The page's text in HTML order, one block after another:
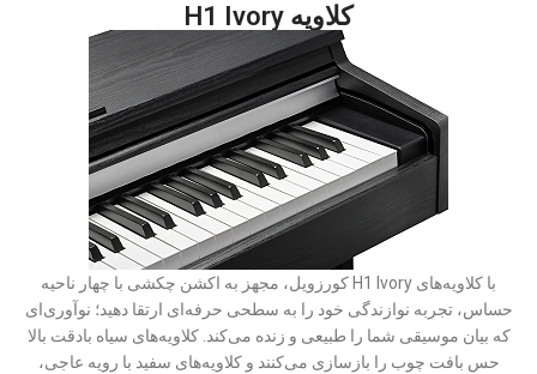
کلاویه H1 Ivory
با کلاویه‌های H1 Ivory کورزویل، مجهز به اکشن چکشی با چهار ناحیه
حساس، تجربه نوازندگی خود را به سطحی حرفه‌ای ارتقا دهید؛ نوآوری‌ای
که بیان موسیقی شما را طبیعی و زنده می‌کند. کلاویه‌های سیاه بادقت بالا
حس بافت چوب را بازسازی می‌کنند و کلاویه‌های سفید با رویه عاجی،